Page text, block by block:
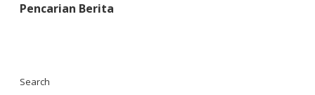
Pencarian Berita
Search